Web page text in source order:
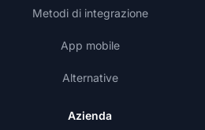
Metodi di integrazione
App mobile
Alternative
Azienda